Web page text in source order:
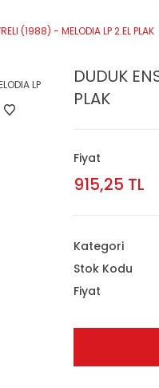
(1988) - MELODIA LP 2.EL PLAK
DUDUK
PLAK
Fiyat
915,25 TL
Kategori
Stok Kodu
Fiyat